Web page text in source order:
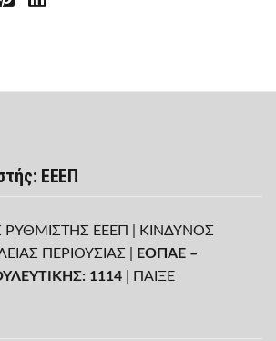
ΕΕΕΠ
ΡΥΘΜΙΣΤΗΣ ΕΕΕΠ | ΚΙΝΔΥΝΟΣ
ΠΕΡΙΟΥΣΙΑΣ |
ΕΟΠΑΕ –
1114 | ΠΑΙΞΕ